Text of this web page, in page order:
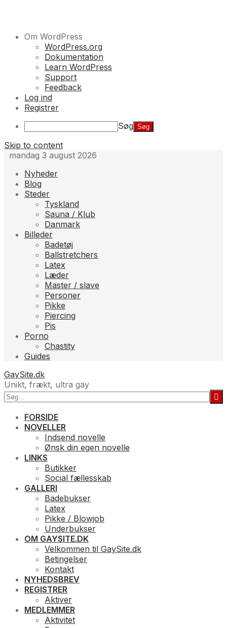
Om WordPress
WordPress.org
Dokumentation
Learn WordPress
Support
Feedback
Log ind
Registrer
Søg
Skip to content
mandag 3 august 2026
Nyheder
Blog
Steder
Tyskland
Sauna / Klub
Danmark
Billeder
Badetøj
Ballstretchers
Latex
Læder
Master / slave
Personer
Pikke
Piercing
Pis
Porno
Chastity
Guides
GaySite.dk
Unikt, frækt, ultra gay
FORSIDE
NOVELLER
Indsend novelle
Ønsk din egen novelle
LINKS
Butikker
Social fællesskab
GALLERI
Badebukser
Latex
Pikke / Blowjob
Underbukser
OM GAYSITE.DK
Velkommen til GaySite.dk
Betingelser
Kontakt
NYHEDSBREV
REGISTRER
Aktiver
MEDLEMMER
Aktivitet